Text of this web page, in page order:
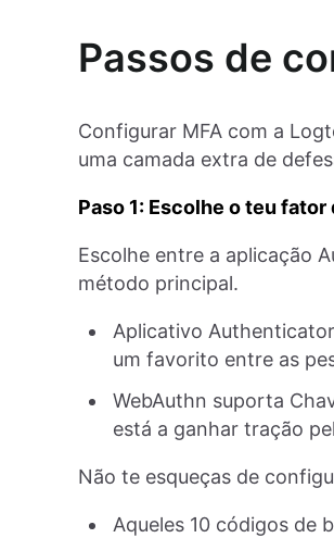
Passos de
Configurar MFA com a
uma camada extra de
Paso 1: Escolhe o teu
Escolhe entre a aplicação
método principal.
Aplicativo
um favorito entre as
WebAuthn suporta
está a ganhar tração
Não te esqueças de
Aqueles 10 códigos de